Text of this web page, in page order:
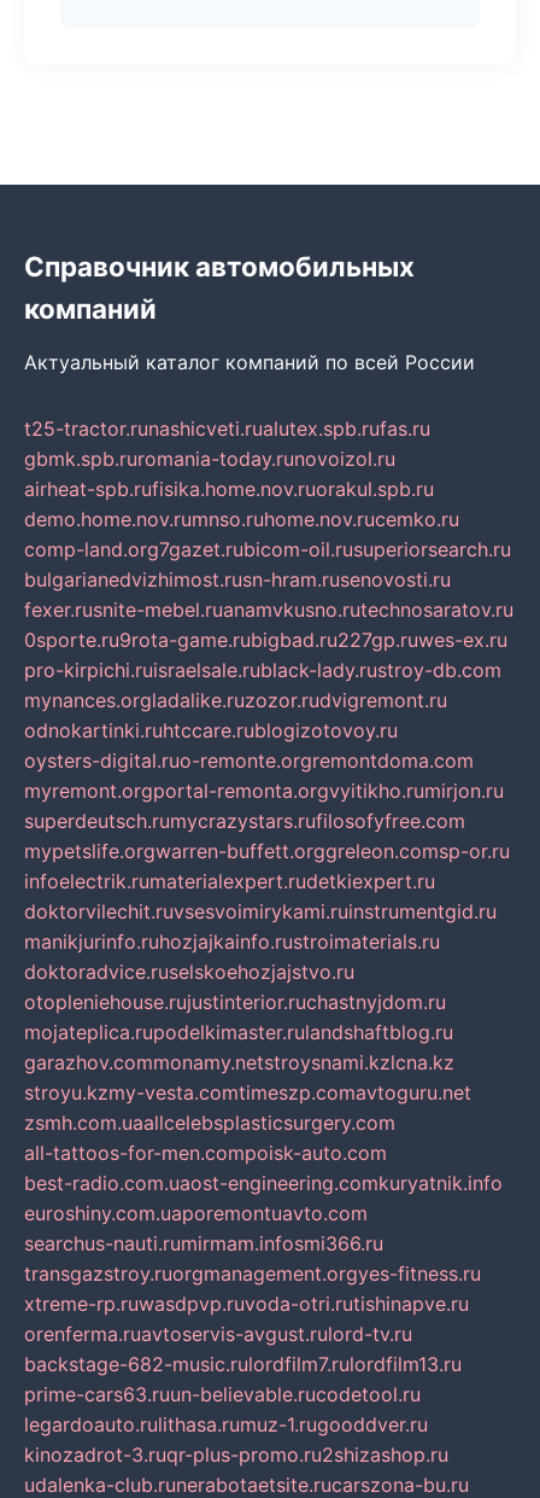
Справочник автомобильных
компаний
Актуальный каталог компаний по всей России
t25-tractor.runashicveti.rualutex.spb.rufas.ru
gbmk.spb.ruromania-today.runovoizol.ru
airheat-spb.rufisika.home.nov.ruorakul.spb.ru
demo.home.nov.rumnso.ruhome.nov.rucemko.ru
comp-land.org7gazet.rubicom-oil.rusuperiorsearch.ru
bulgarianedvizhimost.rusn-hram.rusenovosti.ru
fexer.rusnite-mebel.ruanamvkusno.rutechnosaratov.ru
0sporte.ru9rota-game.rubigbad.ru227gp.ruwes-ex.ru
pro-kirpichi.ruisraelsale.rublack-lady.rustroy-db.com
mynances.orgladalike.ruzozor.rudvigremont.ru
odnokartinki.ruhtccare.rublogizotovoy.ru
oysters-digital.ruo-remonte.orgremontdoma.com
myremont.orgportal-remonta.orgvyitikho.rumirjon.ru
superdeutsch.rumycrazystars.rufilosofyfree.com
mypetslife.orgwarren-buffett.orggreleon.comsp-or.ru
infoelectrik.rumaterialexpert.rudetkiexpert.ru
doktorvilechit.ruvsesvoimirykami.ruinstrumentgid.ru
manikjurinfo.ruhozjajkainfo.rustroimaterials.ru
doktoradvice.ruselskoehozjajstvo.ru
otopleniehouse.rujustinterior.ruchastnyjdom.ru
mojateplica.rupodelkimaster.rulandshaftblog.ru
garazhov.commonamy.netstroysnami.kzlcna.kz
stroyu.kzmy-vesta.comtimeszp.comavtoguru.net
zsmh.com.uaallcelebsplasticsurgery.com
all-tattoos-for-men.compoisk-auto.com
best-radio.com.uaost-engineering.comkuryatnik.info
euroshiny.com.uaporemontuavto.com
searchus-nauti.rumirmam.infosmi366.ru
transgazstroy.ruorgmanagement.orgyes-fitness.ru
xtreme-rp.ruwasdpvp.ruvoda-otri.rutishinapve.ru
orenferma.ruavtoservis-avgust.rulord-tv.ru
backstage-682-music.rulordfilm7.rulordfilm13.ru
prime-cars63.ruun-believable.rucodetool.ru
legardoauto.rulithasa.rumuz-1.rugooddver.ru
kinozadrot-3.ruqr-plus-promo.ru2shizashop.ru
udalenka-club.runerabotaetsite.rucarszona-bu.ru